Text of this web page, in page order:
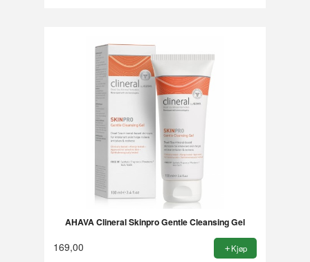
AHAVA Clineral Skinpro Gentle Cleansing Gel
169,00 Kjøp